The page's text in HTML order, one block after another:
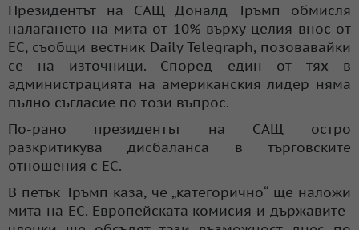
Президентът на САЩ Доналд Тръмп обмисля
налагането на мита от 10% върху целия внос от
ЕС, съобщи вестник Daily Telegraph, позовавайки
се на източници. Според един от тях в
администрацията на американския лидер няма
пълно съгласие по този въпрос.
По-рано президентът на САЩ остро
разкритикува дисбаланса в търговските
отношения с ЕС.
В петък Тръмп каза, че „категорично“ ще наложи
мита на ЕС. Европейската комисия и държавите-